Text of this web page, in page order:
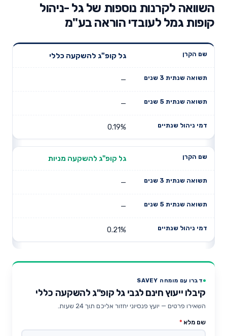
השוואה לקרנות נוספות של גל -ניהול
קופות גמל לעובדי הוראה בע"מ
שנים
תשואה
גל קופ"ג להשקעה כללי
—
—
0.19%
גל קופ"ג להשקעה מניות
—
—
0.21%
דברו עם מומחה SAVEY
קיבלו ייעוץ חינם לגבי גל קופ"ג להשקעה כללי
השאירו פרטים — יועץ פנסיוני יחזור אליכם תוך 24 שעות.
שם מלא *